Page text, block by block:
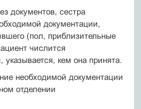
документов, сестра
документации,
(пол, приблизительные
числится
кем она принята.
необходимой документации
отделении